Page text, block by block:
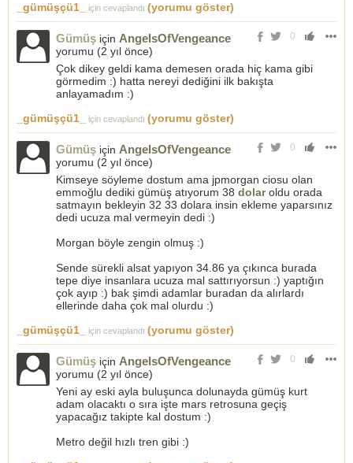
_gümüşçü1_
için cevaplandı (yorumu göster)
0
Gümüş için AngelsOfVengeance
yorumu (2 yıl önce)
Çok dikey geldi kama demesen orada hiç kama gibi
görmedim :) hatta nereyi dediğini ilk bakışta
anlayamadım :)
_gümüşçü1_
için cevaplandı (yorumu göster)
0
Gümüş için AngelsOfVengeance
yorumu (2 yıl önce)
Kimseye söyleme dostum ama jpmorgan ciosu olan
emmoğlu dediki gümüş atıyorum 38 dolaroldu orada
satmayın bekleyin 32 33 dolara insin ekleme yaparsınız
dedi ucuza mal vermeyin dedi :)
Morgan böyle zengin olmuş :)
Sende sürekli alsat yapıyon 34.86 ya çıkınca burada
tepe diye insanlara ucuza mal sattırıyorsun :) yaptığın
çok ayıp :) bak şimdi adamlar buradan da alırlardı
ellerinde daha çok mal olurdu :)
_gümüşçü1_
için cevaplandı (yorumu göster)
0
Gümüş için AngelsOfVengeance
yorumu (2 yıl önce)
Yeni ay eski ayla buluşunca dolunayda gümüş kurt
adam olacaktı o sıra işte mars retrosuna geçiş
yapacağız takipte kal dostum :)
Metro değil hızlı tren gibi :)